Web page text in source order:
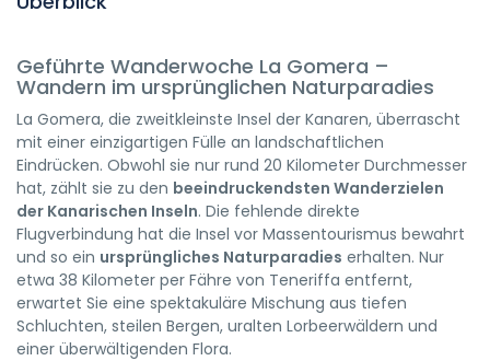
Geführte Wanderwoche La Gomera –
Wandern im ursprünglichen Naturparadies
La Gomera, die zweitkleinste Insel der Kanaren, überrascht
mit einer einzigartigen Fülle an landschaftlichen
Eindrücken. Obwohl sie nur rund 20 Kilometer Durchmesser
hat, zählt sie zu den beeindruckendsten Wanderzielen
der Kanarischen Inseln. Die fehlende direkte
Flugverbindung hat die Insel vor Massentourismus bewahrt
und so ein ursprüngliches Naturparadies erhalten. Nur
etwa 38 Kilometer per Fähre von Teneriffa entfernt,
erwartet Sie eine spektakuläre Mischung aus tiefen
Schluchten, steilen Bergen, uralten Lorbeerwäldern und
einer überwältigenden Flora.